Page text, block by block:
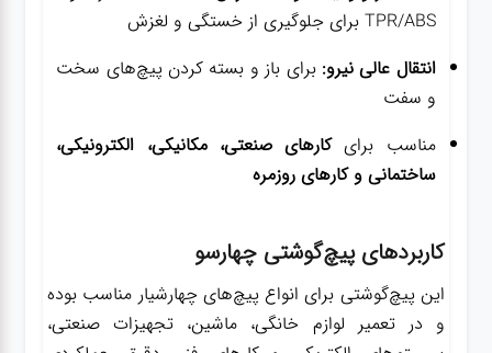
TPR/ABS برای جلوگیری از خستگی و لغزش
انتقال عالی نیرو: برای باز و بسته کردن پیچ‌های سخت
و سفت
مناسب برایکارهای صنعتی، مکانیکی، الکترونیکی،
ساختمانی و کارهای روزمره
کاربردهای پیچ‌گوشتی چهارسو
این پیچ‌گوشتی برای انواع پیچ‌های چهارشیار مناسب بوده
و در تعمیر لوازم خانگی، ماشین، تجهیزات صنعتی،